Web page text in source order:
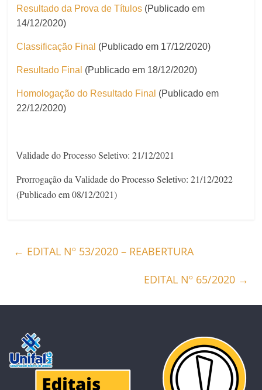
Resultado da Prova de Títulos (Publicado em
14/12/2020)
Classificação Final (Publicado em 17/12/2020)
Resultado Final (Publicado em 18/12/2020)
Homologação do Resultado Final (Publicado em
22/12/2020)
Validade do Processo Seletivo: 21/12/2021
Prorrogação da Validade do Processo Seletivo: 21/12/2022
(Publicado em 08/12/2021)
← EDITAL Nº 53/2020 – REABERTURA
EDITAL Nº 65/2020 →